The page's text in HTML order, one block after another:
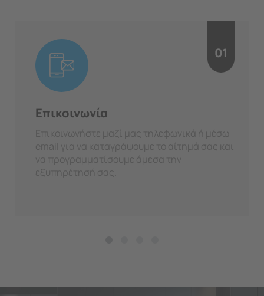
01
Επικοινωνία
Επικοινωνήστε μαζί μας τηλεφωνικά ή μέσω
email για να καταγράψουμε το αίτημά σας και
να προγραμματίσουμε άμεσα την
εξυπηρέτησή σας.